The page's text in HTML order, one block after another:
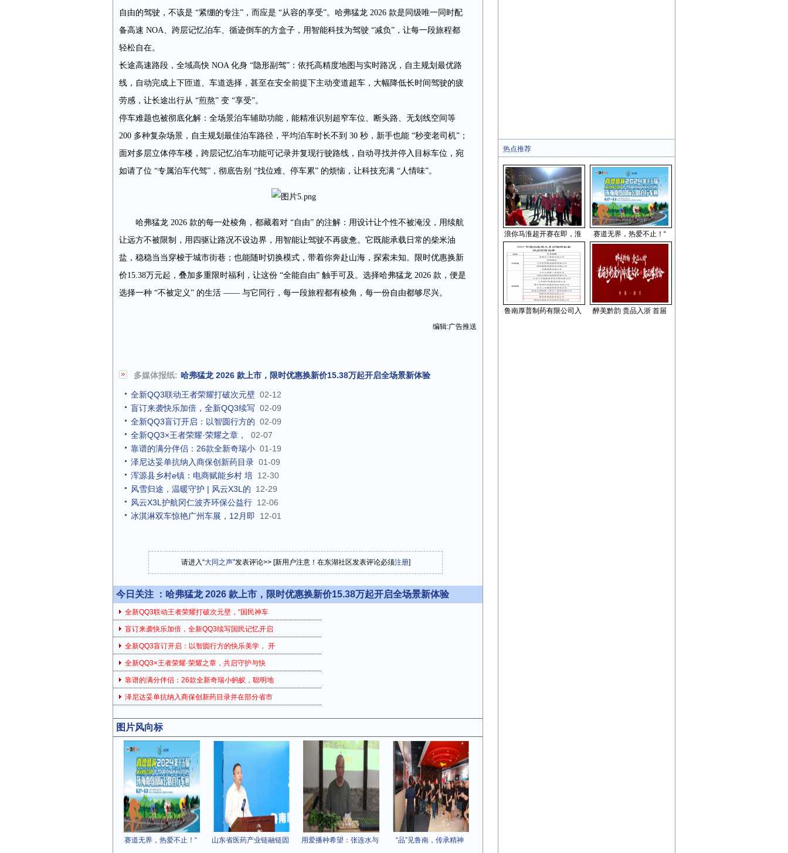
自由的驾驶，不该是 “紧绷的专注”，而应是 “从容的享受”。哈弗猛龙 2026 款是同级唯一同时配
备高速 NOA、跨层记忆泊车、循迹倒车的方盒子，用智能科技为驾驶 “减负”，让每一段旅程都
轻松自在。
长途高速路段，全域高快 NOA 化身 “隐形副驾”：依托高精度地图与实时路况，自主规划最优路
线，自动完成上下匝道、车道选择，甚至在安全前提下主动变道超车，大幅降低长时间驾驶的疲
劳感，让长途出行从 “煎熬” 变 “享受”。
停车难题也被彻底化解：全场景泊车辅助功能，能精准识别超窄车位、断头路、无划线空间等
200 多种复杂场景，自主规划最佳泊车路径，平均泊车时长不到 30 秒，新手也能 “秒变老司机”；
面对多层立体停车楼，跨层记忆泊车功能可记录并复现行驶路线，自动寻找并停入目标车位，宛
如请了位 “专属泊车代驾”，彻底告别 “找位难、停车累” 的烦恼，让科技充满 “人情味”。
哈弗猛龙 2026 款的每一处棱角，都藏着对 “自由” 的注解：用设计让个性不被淹没，用续航
让远方不被限制，用四驱让路况不设边界，用智能让驾驶不再疲惫。它既能承载日常的柴米油
盐，稳稳当当穿梭于城市街巷；也能随时切换模式，带着你奔赴山海，探索未知。限时优惠换新
价15.38万元起，叠加多重限时福利，让这份 “全能自由” 触手可及。选择哈弗猛龙 2026 款，便是
选择一种 “不被定义” 的生活 —— 与它同行，每一段旅程都有棱角，每一份自由都够尽兴。
编辑:广告推送
多媒体报纸: 哈弗猛龙 2026 款上市，限时优惠换新价15.38万起开启全场景新体验
全新QQ3联动王者荣耀打破次元壁 02-12
盲订来袭快乐加倍，全新QQ3续写 02-09
全新QQ3盲订开启：以智圆行方的 02-09
全新QQ3×王者荣耀·荣耀之章，
02-07
靠谱的满分伴侣：26款全新奇瑞小 01-19
泽尼达妥单抗纳入商保创新药目录 01-09
浑源县乡村e镇：电商赋能乡村 培 12-30
风雪归途，温暖守护 | 风云X3L的
12-29
风云X3L护航冈仁波齐环保公益行 12-06
冰淇淋双车惊艳广州车展，12月即
12-01
请进入“大同之声”发表评论>> [新用户注意！在东湖社区发表评论必须注册]
今日关注 ： 哈弗猛龙 2026 款上市，限时优惠换新价15.38万起开启全场景新体验
全新QQ3联动王者荣耀打破次元壁，“国民神车
盲订来袭快乐加倍，全新QQ3续写国民记忆开启
全新QQ3盲订开启：以智圆行方的快乐美学， 开
全新QQ3×王者荣耀·荣耀之章，共启守护与快
靠谱的满分伴侣：26款全新奇瑞小蚂蚁，聪明地
泽尼达妥单抗纳入商保创新药目录并在部分省市
图片风向标
赛道无界，热爱不止！“ 山东省医药产业链融链固 用爱播种希望：张连水与 “品”见鲁南，传承精神
热点推荐
浪你马淮超开赛在即，淮 赛道无界，热爱不止！“
鲁南厚普制药有限公司入 醉美黔韵 贵品入浙 首届